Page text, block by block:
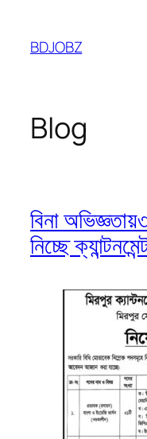
content
BDJOBZ
Blog
বিনা
নিচ্ছে